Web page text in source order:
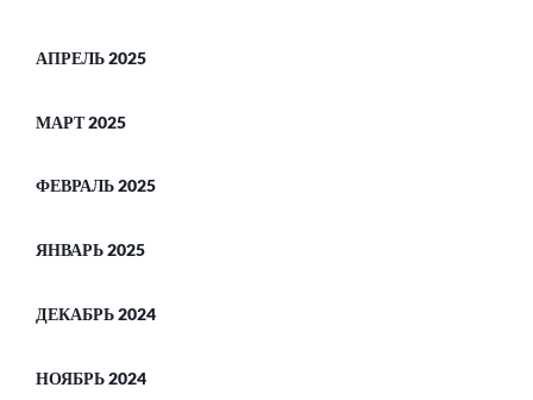
АПРЕЛЬ 2025
МАРТ 2025
ФЕВРАЛЬ 2025
ЯНВАРЬ 2025
ДЕКАБРЬ 2024
НОЯБРЬ 2024